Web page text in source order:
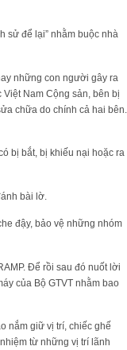
sử để lại” nhằm buộc nhà
những con người gây ra
Nam Cộng sản, bên bị
chữa do chính cả hai bên.
bị bắt, bị khiếu nại hoặc ra
bài lờ.
đậy, bảo vệ những nhóm
Để rồi sau đó nuốt lời
của Bộ GTVT nhằm bao
nắm giữ vị trí, chiếc ghế
từ những vị trí lãnh